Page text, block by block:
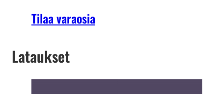
Tilaa varaosia
Lataukset